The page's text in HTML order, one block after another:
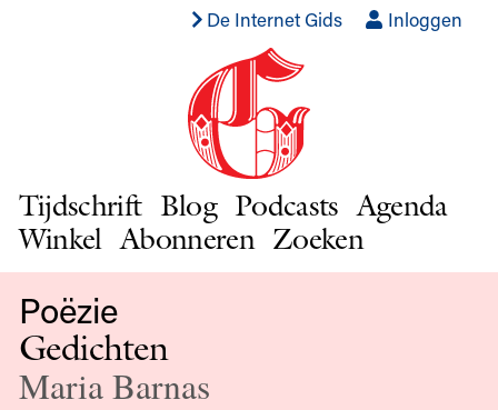
De Internet Gids Inloggen
Tijdschrift Blog Podcasts Agenda
Winkel Abonneren Zoeken
Poëzie
Gedichten
Maria Barnas